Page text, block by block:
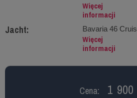
Więcej
informacji
Jacht: Bavaria 46
Więcej
informacji
Cena: 1 900